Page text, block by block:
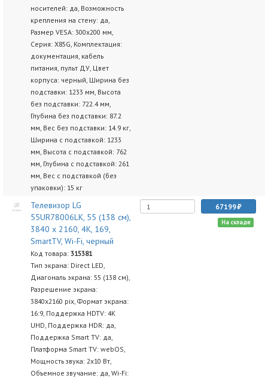
носителей: да, Возможность
крепления на стену: да,
Размер VESA: 300x200 мм,
Серия: X85G, Комплектация:
документация, кабель
питания, пульт ДУ, Цвет
корпуса: черный, Ширина без
подставки: 1233 мм, Высота
без подставки: 722.4 мм,
Глубина без подставки: 87.2
мм, Вес без подставки: 14.9 кг,
Ширина с подставкой: 1233
мм, Высота с подставкой: 762
мм, Глубина с подставкой: 261
мм, Вес с подставкой (без
упаковки): 15 кг
Телевизор LG
55UR78006LK, 55 (138 см),
3840 x 2160, 4K, 169,
SmartTV, Wi-Fi, черный
Код товара: 315381
Тип экрана: Direct LED,
Диагональ экрана: 55 (138 см),
Разрешение экрана:
3840х2160 pix, Формат экрана:
16:9, Поддержка HDTV: 4K
UHD, Поддержка HDR: да,
Поддержка Smart TV: да,
Платформа Smart TV: webOS,
Мощность звука: 2х10 Вт,
Объемное звучание: да, Wi-Fi:
67199
На складе